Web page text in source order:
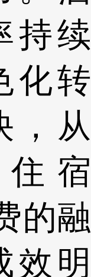
持续
化转
，从
宿
的融
效明